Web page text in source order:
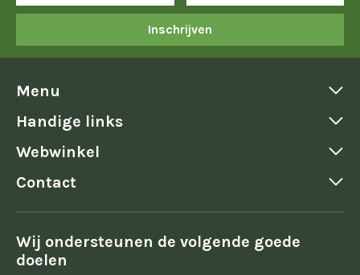
Inschrijven
Menu
Handige links
Webwinkel
Contact
Wij ondersteunen de volgende goede
doelen